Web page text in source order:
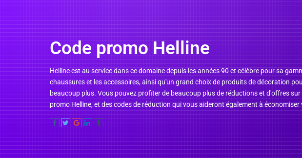
Code promo Helline
Helline est au service dans ce domaine depuis les années 90 et célèbre pour sa
chaussures et les accessoires, ainsi qu'un grand choix de produits de décoration
beaucoup plus. Vous pouvez profiter de beaucoup plus de réductions et d'offres
promo Helline, et des codes de réduction qui vous aideront également à